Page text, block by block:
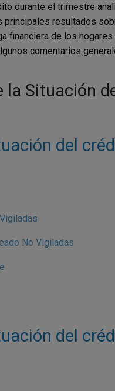
durante el trimestre
principales resultados
financiera de los
comentarios
Situación
del
No Vigiladas
del